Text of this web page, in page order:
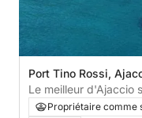
Port Tino Rossi,
Le meilleur d'Ajaccio
privée complète en
Propriétaire comme